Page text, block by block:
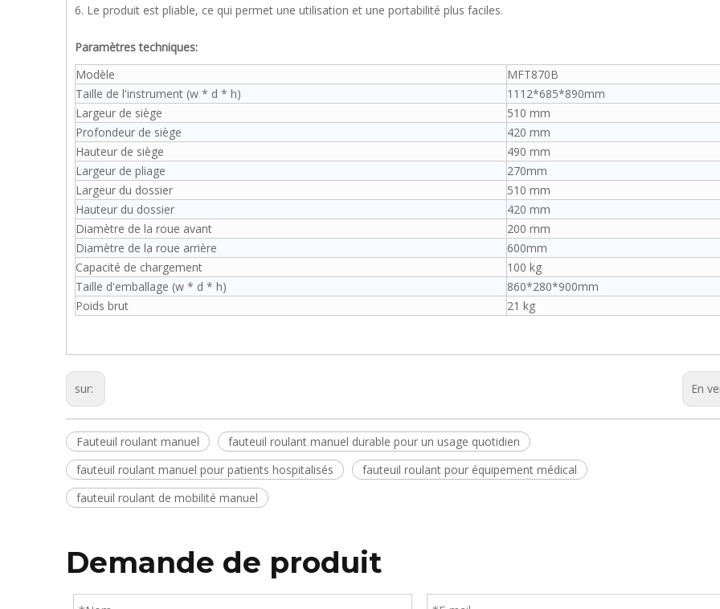
6. Le produit est pliable, ce qui permet une utilisation et une portabilité plus faciles.
Paramètres techniques:
Modèle
MFT870B
Taille de l'instrument (w * d * h)
1112*685*890mm
Largeur de siège
510 mm
Profondeur de siège
420 mm
Hauteur de siège
490 mm
Largeur de pliage
270mm
Largeur du dossier
510 mm
Hauteur du dossier
420 mm
Diamètre de la roue avant
200 mm
Diamètre de la roue arrière
600mm
Capacité de chargement
100 kg
Taille d'emballage (w * d * h)
860*280*900mm
Poids brut
21 kg
sur: En
Fauteuil roulant manuel
fauteuil roulant manuel durable pour un usage quotidien
fauteuil roulant manuel pour patients hospitalisés
fauteuil roulant pour équipement médical
fauteuil roulant de mobilité manuel
Demande de produit